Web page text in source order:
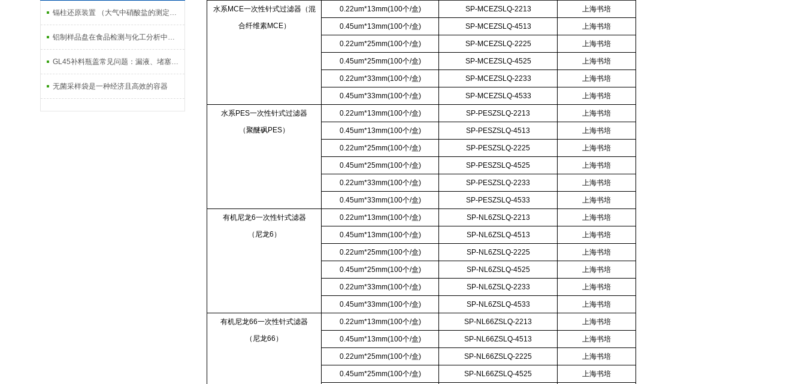
镉柱还原装置 （大气中硝酸盐的测定方法）
铝制样品盘在食品检测与化工分析中的应用揭秘
GL45补料瓶盖常见问题：漏液、堵塞怎么解决？
无菌采样袋是一种经济且高效的容器
水系MCE一次性针式过滤器（混
合纤维素MCE）
0.22um*13mm(100个/盒) SP-MCEZSLQ-2213 上海书培
0.45um*13mm(100个/盒) SP-MCEZSLQ-4513 上海书培
0.22um*25mm(100个/盒) SP-MCEZSLQ-2225 上海书培
0.45um*25mm(100个/盒) SP-MCEZSLQ-4525 上海书培
0.22um*33mm(100个/盒) SP-MCEZSLQ-2233 上海书培
0.45um*33mm(100个/盒) SP-MCEZSLQ-4533 上海书培
水系PES一次性针式过滤器
（聚醚砜PES）
0.22um*13mm(100个/盒) SP-PESZSLQ-2213 上海书培
0.45um*13mm(100个/盒) SP-PESZSLQ-4513 上海书培
0.22um*25mm(100个/盒) SP-PESZSLQ-2225 上海书培
0.45um*25mm(100个/盒) SP-PESZSLQ-4525 上海书培
0.22um*33mm(100个/盒) SP-PESZSLQ-2233 上海书培
0.45um*33mm(100个/盒) SP-PESZSLQ-4533 上海书培
有机尼龙6一次性针式滤器
（尼龙6）
0.22um*13mm(100个/盒) SP-NL6ZSLQ-2213 上海书培
0.45um*13mm(100个/盒) SP-NL6ZSLQ-4513 上海书培
0.22um*25mm(100个/盒) SP-NL6ZSLQ-2225 上海书培
0.45um*25mm(100个/盒) SP-NL6ZSLQ-4525 上海书培
0.22um*33mm(100个/盒) SP-NL6ZSLQ-2233 上海书培
0.45um*33mm(100个/盒) SP-NL6ZSLQ-4533 上海书培
有机尼龙66一次性针式滤器
（尼龙66）
0.22um*13mm(100个/盒) SP-NL66ZSLQ-2213 上海书培
0.45um*13mm(100个/盒) SP-NL66ZSLQ-4513 上海书培
0.22um*25mm(100个/盒) SP-NL66ZSLQ-2225 上海书培
0.45um*25mm(100个/盒) SP-NL66ZSLQ-4525 上海书培